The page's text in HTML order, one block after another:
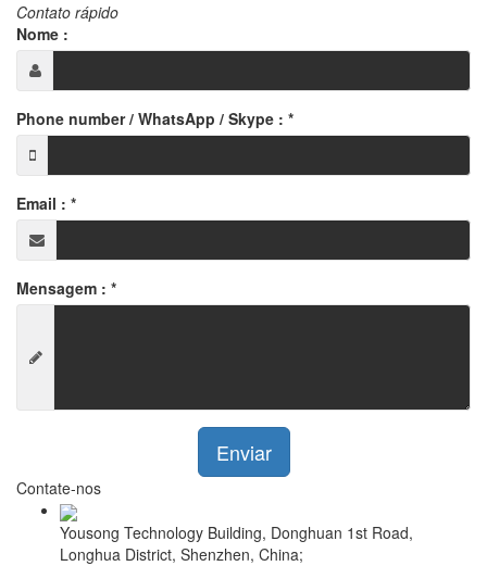
Contato rápido
Nome :
Phone number / WhatsApp / Skype : *
Email : *
Mensagem : *
Enviar
Contate-nos
Yousong Technology Building, Donghuan 1st Road,
Longhua District, Shenzhen, China;